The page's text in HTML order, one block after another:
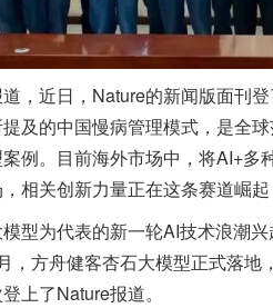
近日，Nature的新闻版面刊登
及的中国慢病管理模式，是全
例。目前海外市场中，将AI+
相关创新力量正在这条赛道崛起
为代表的新一轮AI技术浪潮兴
，方舟健客杏石大模型正式落
上了Nature报道。